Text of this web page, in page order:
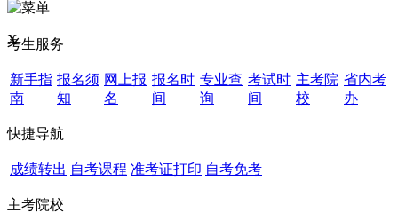
X
考生服务
新手指
南
报名须
知
网上报
名
报名时
间
专业查
询
考试时
间
主考院
校
省内考
办
快捷导航
成绩转出 自考课程 准考证打印 自考免考
主考院校